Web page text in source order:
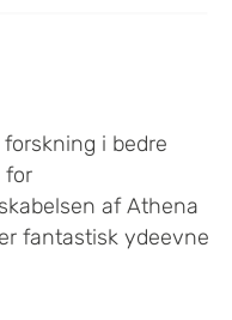
i bedre
for
af Athena
fantastisk ydeevne